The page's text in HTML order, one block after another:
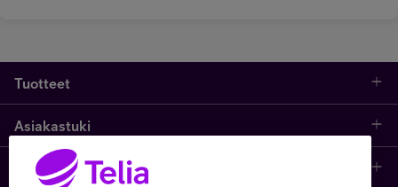
Tuotteet
Kauppa
IT-palvelut
Asiakastuki
Etusivu
Opi ja inspiroidu